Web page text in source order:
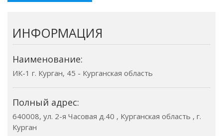
ИНФОРМАЦИЯ
Наименование:
ИК-1 г. Курган, 45 - Курганская область
Полный адрес:
640008, ул. 2-я Часовая д.40 , Курганская область , г.
Курган